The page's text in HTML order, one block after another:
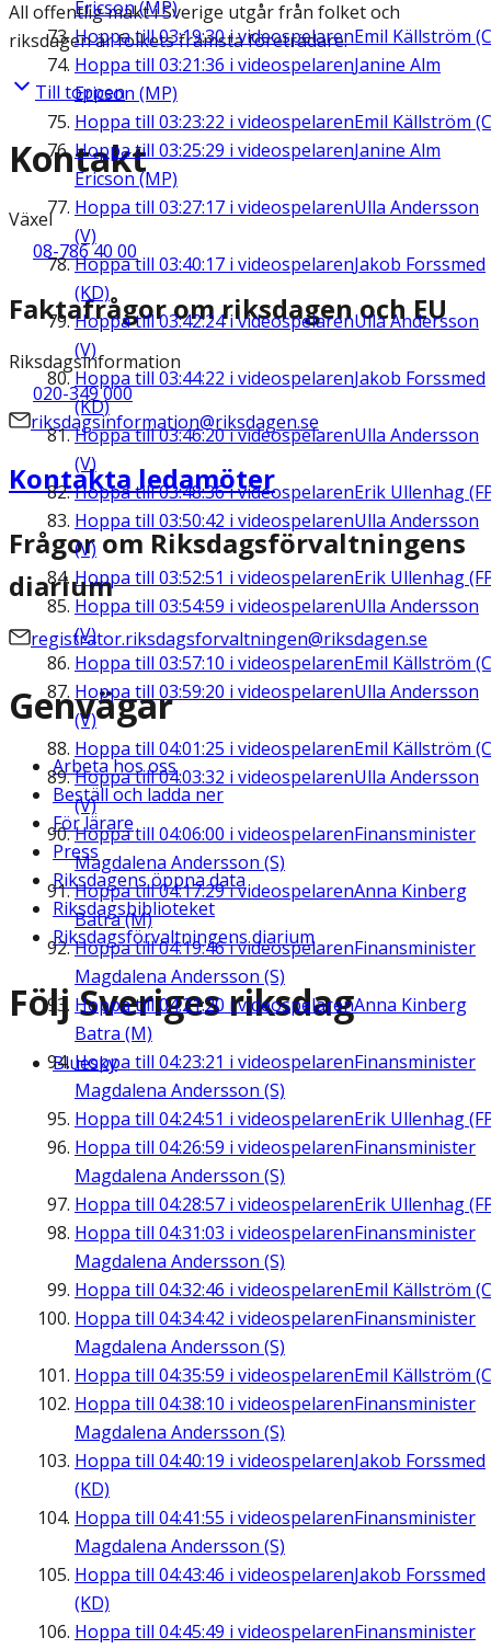
Ericson (MP)
Hoppa till03:19:30i videospelarenEmil Källström
Hoppa till 03:21:36 i videospelarenJanine Alm
Ericson (MP)
Hoppa till 03:23:22 i videospelarenEmil Källström
Hoppa till 03:25:29 i videospelarenJanine Alm
Ericson (MP)
Hoppa till 03:27:17 i videospelarenUlla Andersson
(V)
Hoppa till 03:40:17 i videospelarenJakob Forssmed
(KD)
Hoppa till03:42:24i videospelarenUlla Andersson
(V)
Hoppa till 03:44:22 i videospelarenJakob Forssmed
(KD)
Hoppa till03:46:20i videospelarenUlla Andersson
(V)
Hoppa till03:48:36i videospelarenErik Ullenhag
Hoppa till 03:50:42 i videospelarenUlla Andersson
(V)
Hoppa till 03:52:51 i videospelarenErik Ullenhag
Hoppa till 03:54:59 i videospelarenUlla Andersson
(V)
Hoppa till 03:57:10 i videospelarenEmil Källström
Hoppa till 03:59:20 i videospelarenUlla Andersson
(V)
Hoppa till 04:01:25 i videospelarenEmil Källström
Hoppa till04:03:32 i videospelarenUlla Andersson
(V)
Hoppa till 04:06:00 i videospelarenFinansminister
Magdalena Andersson (S)
Hoppa till04:17:29i videospelarenAnna Kinberg
Batra (M)
Hoppa till04:19:46i videospelarenFinansminister
Magdalena Andersson (S)
Hoppa till 04:21:20 i videospelarenAnna Kinberg
Batra (M)
Hoppa till 04:23:21 i videospelarenFinansminister
Magdalena Andersson (S)
Hoppa till 04:24:51 i videospelarenErik Ullenhag
Hoppa till 04:26:59 i videospelarenFinansminister
Magdalena Andersson (S)
Hoppa till 04:28:57 i videospelarenErik Ullenhag
Hoppa till 04:31:03 i videospelarenFinansminister
Magdalena Andersson (S)
Hoppa till 04:32:46 i videospelarenEmil Källström
Hoppa till 04:34:42 i videospelarenFinansminister
Magdalena Andersson (S)
Hoppa till 04:35:59 i videospelarenEmil Källström
Hoppa till 04:38:10 i videospelarenFinansminister
Magdalena Andersson (S)
Hoppa till 04:40:19 i videospelarenJakob Forssmed
(KD)
Hoppa till 04:41:55 i videospelarenFinansminister
Magdalena Andersson (S)
Hoppa till 04:43:46 i videospelarenJakob Forssmed
(KD)
Hoppa till 04:45:49 i videospelarenFinansminister
All offentlig makt i Sverige utgår från folket och
riksdagen är folkets främsta företrädare.
Till toppen
Kontakt
Växel
08-786 40 00
Faktafrågor om riksdagen och EU
Riksdagsinformation
020-349 000
riksdagsinformation@riksdagen.se
Kontakta ledamöter
Frågor om Riksdagsförvaltningens
diarium
registrator.riksdagsforvaltningen@riksdagen.se
Genvägar
Arbeta hos oss
Beställ och ladda ner
För lärare
Press
Riksdagens öppna data
Riksdagsbiblioteket
Riksdagsförvaltningens diarium
Följ Sveriges riksdag
Bluesky